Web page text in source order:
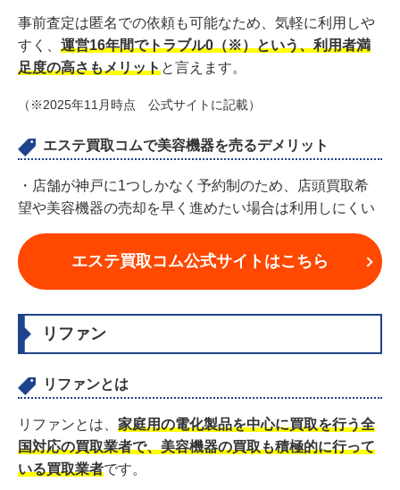
事前査定は匿名での依頼も可能なため、気軽に利用しや
すく、 運営16年間でトラブル0（※）という、利用者満
足度の高さもメリットと言えます。
（※2025年11月時点 公式サイトに記載）
エステ買取コムで美容機器を売るデメリット
・店舗が神戸に1つしかなく予約制のため、店頭買取希
望や美容機器の売却を早く進めたい場合は利用しにくい
エステ買取コム公式サイトはこちら
リファン
リファンとは
リファンとは、 家庭用の電化製品を中心に買取を行う全
国対応の買取業者で、美容機器の買取も積極的に行って
いる買取業者です。